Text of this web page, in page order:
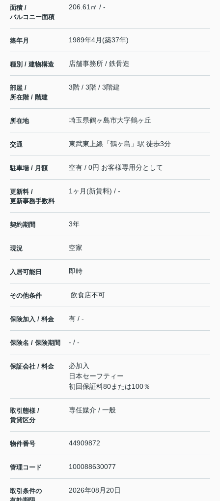
面積 /
バルコニー面積
206.61㎡ / -
築年月 1989年4月(築37年)
種別 / 建物構造 店舗事務所 / 鉄骨造
部屋 /
所在階 / 階建
3階 / 3階 / 3階建
所在地 埼玉県鶴ヶ島市大字鶴ヶ丘
交通 東武東上線 「鶴ヶ島 」駅 徒歩3分
駐車場 / 月額 空有 / 0円 お客様専用分として
更新料 /
更新事務手数料
1ヶ月(新賃料) / -
契約期間 3年
現況 空家
入居可能日 即時
その他条件 飲食店不可
保険加入 / 料金 有 / -
保険名 / 保険期間 - / -
保証会社 / 料金
必加入
日本セーフティー
初回保証料80または100％
取引態様 /
賃貸区分
専任媒介 / 一般
物件番号 44909872
管理コード 100088630077
取引条件の
2026年08月20日